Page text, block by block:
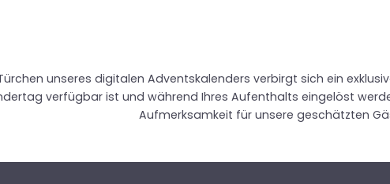
unseres digitalen Adventskalenders verbirgt sich ein
verfügbar ist und während Ihres Aufenthalts eingelöst
Aufmerksamkeit für unsere geschätzten